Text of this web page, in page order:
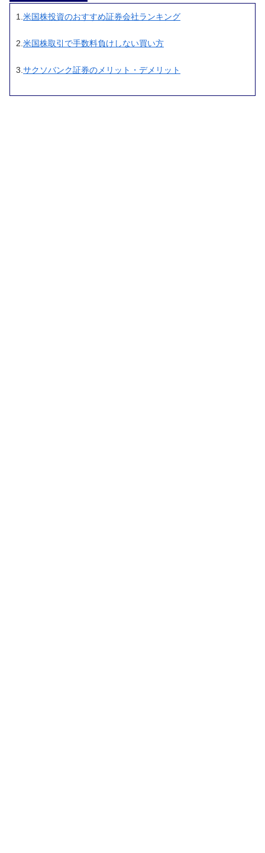
1. 米国株投資のおすすめ証券会社ランキング
2. 米国株取引で手数料負けしない買い方
3. サクソバンク証券のメリット・デメリット